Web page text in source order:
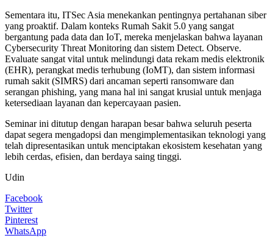
Sementara itu, ITSec Asia menekankan pentingnya pertahanan siber
yang proaktif. Dalam konteks Rumah Sakit 5.0 yang sangat
bergantung pada data dan IoT, mereka menjelaskan bahwa layanan
Cybersecurity Threat Monitoring dan sistem Detect. Observe.
Evaluate sangat vital untuk melindungi data rekam medis elektronik
(EHR), perangkat medis terhubung (IoMT), dan sistem informasi
rumah sakit (SIMRS) dari ancaman seperti ransomware dan
serangan phishing, yang mana hal ini sangat krusial untuk menjaga
ketersediaan layanan dan kepercayaan pasien.
Seminar ini ditutup dengan harapan besar bahwa seluruh peserta
dapat segera mengadopsi dan mengimplementasikan teknologi yang
telah dipresentasikan untuk menciptakan ekosistem kesehatan yang
lebih cerdas, efisien, dan berdaya saing tinggi.
Udin
Facebook
Twitter
Pinterest
WhatsApp